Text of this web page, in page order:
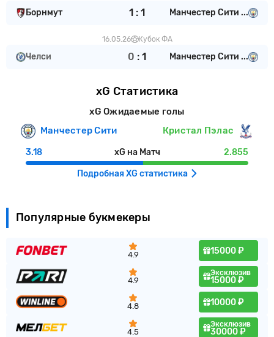
Борнмут 1 : 1 Манчестер Сити ...
16.05.26 Кубок ФА
Челси 0 : 1 Манчестер Сити ...
xG Статистика
xG Ожидаемые голы
Манчестер Сити
3.18 xG на Матч 2.855
Кристал Пэлас
Подробная XG статистика
Популярные букмекеры
4.9 15000 ₽
4.9
Эксклюзив
15000 ₽
4.8 10000 ₽
4.5
Эксклюзив
30000 ₽